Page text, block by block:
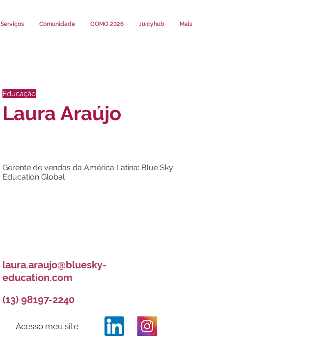
Serviços Comunidade GOMO 2026 Juicyhub Mais
Educação
Laura Araújo
Gerente de vendas da América Latina: Blue Sky
Education Global
laura.araujo@bluesky-
education.com
(13) 98197-2240
Acesso meu site